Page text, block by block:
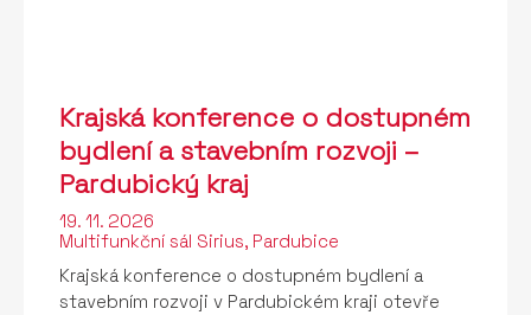
Krajská konference o dostupném
bydlení a stavebním rozvoji –
Pardubický kraj
19. 11. 2026
Multifunkční sál Sirius, Pardubice
Krajská konference o dostupném bydlení a
stavebním rozvoji v Pardubickém kraji otevře